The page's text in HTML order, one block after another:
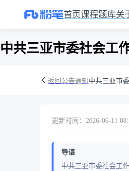
首页课程题库关
中共三亚市委社会工
返回公告通知 中共三亚市
更新时间：2026-06-11
导语
中共三亚市委社会工